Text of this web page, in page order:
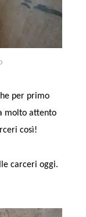
per primo
molto attento
così!
carceri oggi.